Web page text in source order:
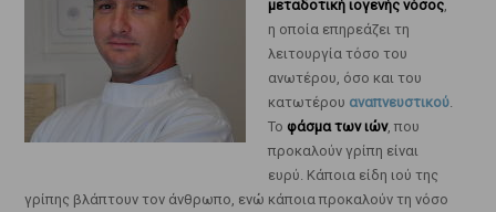
μεταδοτική ιογενής νόσος,
η οποία επηρεάζει τη
λειτουργία τόσο του
ανωτέρου, όσο και του
κατωτέρου αναπνευστικού.
Το φάσμα των ιών, που
προκαλούν γρίπη είναι
ευρύ. Κάποια είδη ιού της
γρίπης βλάπτουν τον άνθρωπο, ενώ κάποια προκαλούν τη νόσο